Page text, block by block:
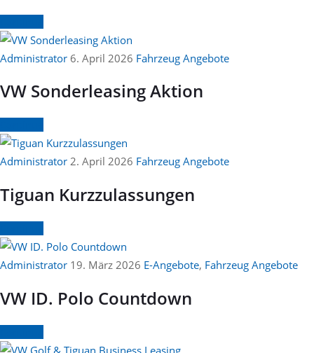
Administrator 6. April 2026 Fahrzeug Angebote
VW Sonderleasing Aktion
Administrator 2. April 2026 Fahrzeug Angebote
Tiguan Kurzzulassungen
Administrator 19. März 2026 E-Angebote, Fahrzeug Angebote
VW ID. Polo Countdown